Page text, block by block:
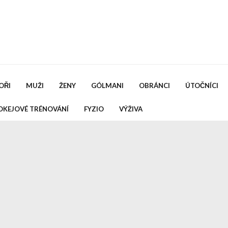
MUŽI ŽENY GÓLMANI OBRÁNCI ÚTOČNÍCI
TRÉNOVÁNÍ FYZIO VÝŽIVA